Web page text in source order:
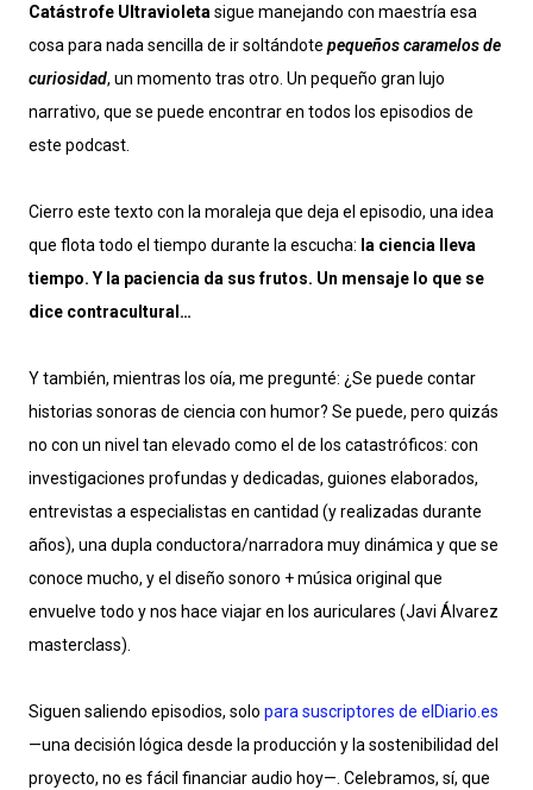
Catástrofe Ultravioleta sigue manejando con maestría esa
cosa para nada sencilla de ir soltándote pequeños caramelos de
curiosidad, un momento tras otro. Un pequeño gran lujo
narrativo, que se puede encontrar en todos los episodios de
este podcast.
Cierro este texto con la moraleja que deja el episodio, una idea
que flota todo el tiempo durante la escucha: la ciencia lleva
tiempo. Y la paciencia da sus frutos. Un mensaje lo que se
dice contracultural…
Y también, mientras los oía, me pregunté: ¿Se puede contar
historias sonoras de ciencia con humor? Se puede, pero quizás
no con un nivel tan elevado como el de los catastróficos: con
investigaciones profundas y dedicadas, guiones elaborados,
entrevistas a especialistas en cantidad (y realizadas durante
años), una dupla conductora/narradora muy dinámica y que se
conoce mucho, y el diseño sonoro + música original que
envuelve todo y nos hace viajar en los auriculares (Javi Álvarez
masterclass).
Siguen saliendo episodios, solo para suscriptores de elDiario.es
—una decisión lógica desde la producción y la sostenibilidad del
proyecto, no es fácil financiar audio hoy—. Celebramos, sí, que